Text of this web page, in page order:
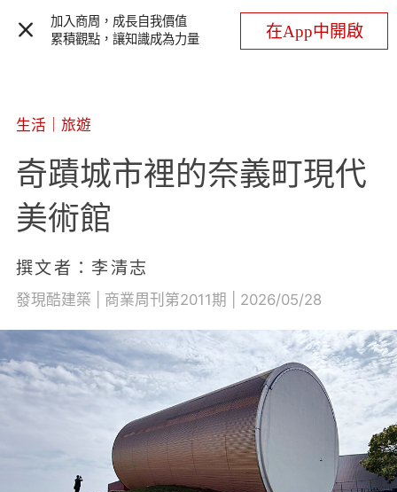
加入商周，成長自我價值
累積觀點，讓知識成為力量
在App中開啟
生活 旅遊
奇蹟城市裡的奈義町現代
美術館
撰文者：李清志
發現酷建築 | 商業周刊第2011期 | 2026/05/28